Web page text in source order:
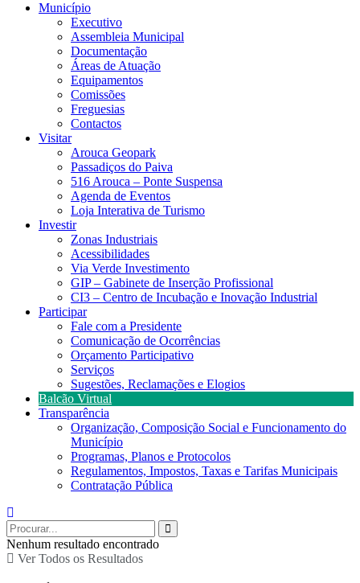
Município
Executivo
Assembleia Municipal
Documentação
Áreas de Atuação
Equipamentos
Comissões
Freguesias
Contactos
Visitar
Arouca Geopark
Passadiços do Paiva
516 Arouca – Ponte Suspensa
Agenda de Eventos
Loja Interativa de Turismo
Investir
Zonas Industriais
Acessibilidades
Via Verde Investimento
GIP – Gabinete de Inserção Profissional
CI3 – Centro de Incubação e Inovação Industrial
Participar
Fale com a Presidente
Comunicação de Ocorrências
Orçamento Participativo
Serviços
Sugestões, Reclamações e Elogios
Balcão Virtual
Transparência
Organização, Composição Social e Funcionamento do
Município
Programas, Planos e Protocolos
Regulamentos, Impostos, Taxas e Tarifas Municipais
Contratação Pública
Nenhum resultado encontrado
Ver Todos os Resultados